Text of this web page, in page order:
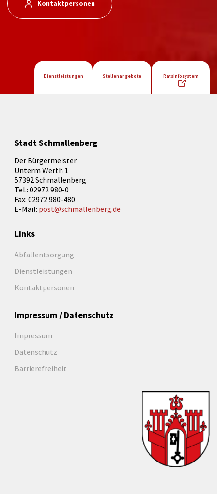
Kontaktpersonen
Dienstleistungen Stellenangebote Ratsinfosystem
Stadt Schmallenberg
Der Bürgermeister
Unterm Werth 1
57392 Schmallenberg
Tel.: 02972 980-0
Fax: 02972 980-480
E-Mail: post@schmallenberg.de
Links
Abfallentsorgung
Dienstleistungen
Kontaktpersonen
Impressum / Datenschutz
Impressum
Datenschutz
Barrierefreiheit